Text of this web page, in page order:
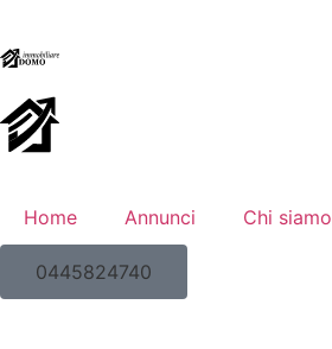
Home Annunci Chi siamo
0445824740